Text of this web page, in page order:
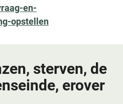
en-
opstellen
sterven, de
erover